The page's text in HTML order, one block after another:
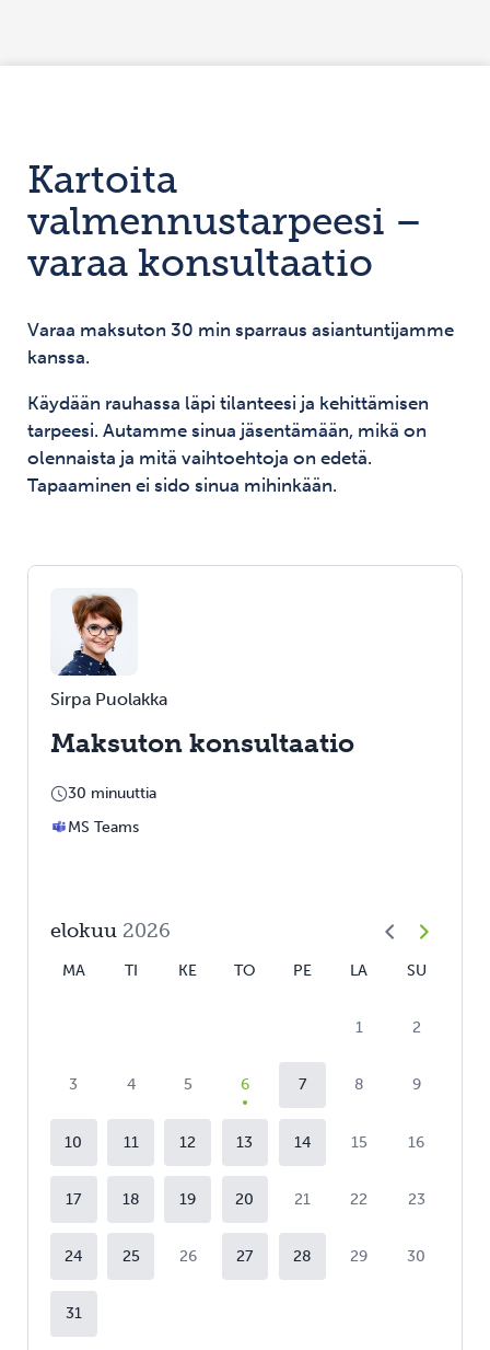
Kartoita
valmennustarpeesi –
varaa konsultaatio
Varaa maksuton 30 min sparraus asiantuntijamme
kanssa.
Käydään rauhassa läpi tilanteesi ja kehittämisen
tarpeesi. Autamme sinua jäsentämään, mikä on
olennaista ja mitä vaihtoehtoja on edetä.
Tapaaminen ei sido sinua mihinkään.
Sirpa Puolakka
Maksuton konsultaatio
30 minuuttia
MS Teams
elokuu 2026
MA TI KE TO PE LA SU
1 2
3 4 5 6 7 8 9
10 11 12 13 14 15 16
17 18 19 20 21 22 23
24 25 26 27 28 29 30
31